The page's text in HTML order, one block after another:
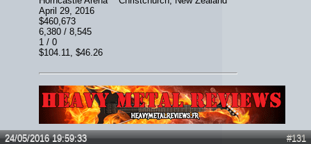
April 29, 2016
$460,673
6,380 / 8,545
1 / 0
$104.11, $46.26
Lien :http://heavymetalreviews.fr/
#131
24/05/2016 19:59:33